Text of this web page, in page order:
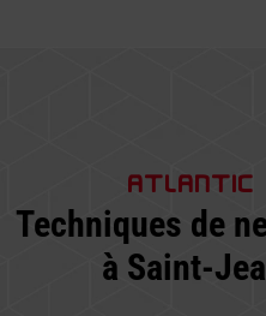
ATLANTIC
Techniques de
à Saint-